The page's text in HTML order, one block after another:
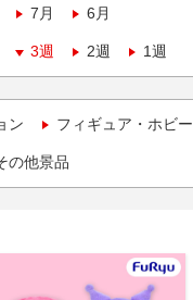
7月 6月
3週 2週 1週
ン フィギュア・ホビー
の他景品